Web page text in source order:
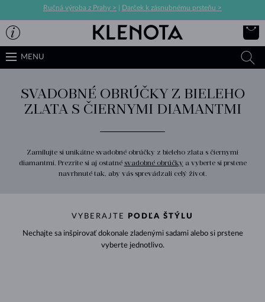
Ručná výroba z Prahy > Darček k zásnubnému prsteňu >
MENU
SVADOBNÉ OBRÚČKY Z BIELEHO
ZLATA S ČIERNYMI DIAMANTMI
Zamilujte si unikátne svadobné obrúčky z bieleho zlata s čiernymi
diamantmi. Prezrite si aj ostatné svadobné obrúčky a vyberte si prstene
navrhnuté tak, aby vás sprevádzali celý život.
VYBERAJTE PODĽA ŠTÝLU
Nechajte sa inšpirovať dokonale zladenými sadami alebo si prstene
vyberte jednotlivo.